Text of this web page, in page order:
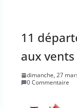
11
aux
dimanche, 27
0 Commentaire